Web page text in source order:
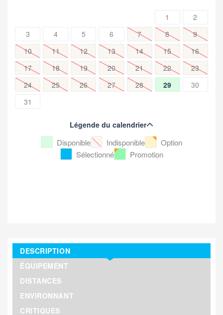
1
2
3
4 5 6 7 8
9
10
11 12 13 14 15
16
17
18 19 20 21 22
23
24
25 26 27 28 29
30
31
Légende du calendrier
Disponible Indisponible
Option
Sélectionné
Promotion
DESCRIPTION
ÉQUIPEMENT
DISTANCES
ENVIRONNANT
CRITIQUES